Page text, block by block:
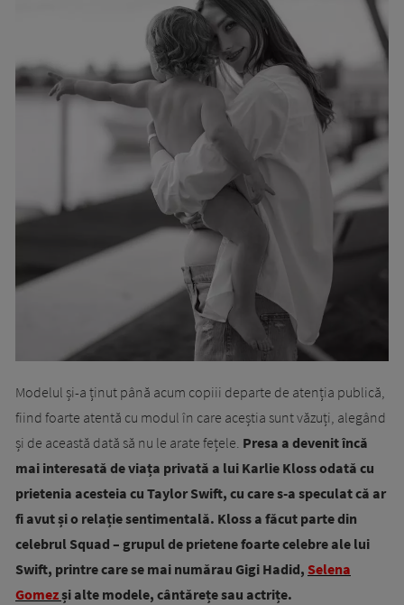
Modelul și-a ținut până acum copiii departe de atenția publică,
fiind foarte atentă cu modul în care aceștia sunt văzuți, alegând
și de această dată să nu le arate fețele. Presa a devenit încă
mai interesată de viața privată a lui Karlie Kloss odată cu
prietenia acesteia cu Taylor Swift, cu care s-a speculat că ar
fi avut și o relație sentimentală. Kloss a făcut parte din
celebrul Squad – grupul de prietene foarte celebre ale lui
Swift, printre care se mai numărau Gigi Hadid, Selena
Gomezși alte modele, cântărețe sau actrițe.